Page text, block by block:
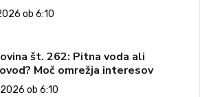
ob 6:10
št. 262: Pitna voda ali
Moč omrežja interesov
2026 ob 6:10